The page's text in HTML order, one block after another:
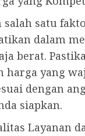
salah satu
dalam
berat.
harga yang
dengan
siapkan.
Layanan